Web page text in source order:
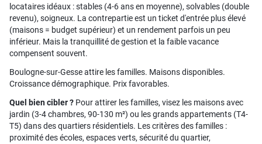
locataires idéaux : stables (4-6 ans en moyenne), solvables (double
revenu), soigneux. La contrepartie est un ticket d'entrée plus élevé
(maisons = budget supérieur) et un rendement parfois un peu
inférieur. Mais la tranquillité de gestion et la faible vacance
compensent souvent.
Boulogne-sur-Gesse attire les familles. Maisons disponibles.
Croissance démographique. Prix favorables.
Quel bien cibler ? Pour attirer les familles, visez les maisons avec
jardin (3-4 chambres, 90-130 m²) ou les grands appartements (T4-
T5) dans des quartiers résidentiels. Les critères des familles :
proximité des écoles, espaces verts, sécurité du quartier,